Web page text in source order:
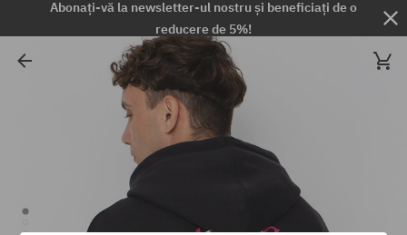
Abonați-vă la newsletter-ul nostru și beneficiați de o
reducere de 5%!